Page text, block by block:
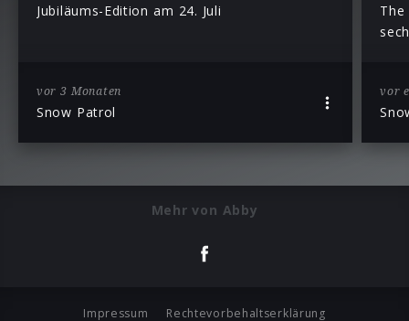
Jubiläums-Edition am 24. Juli
vor 3 Monaten
Snow Patrol
The
vor
Mehr von Abby
Impressum Rechtevorbehaltserklärung